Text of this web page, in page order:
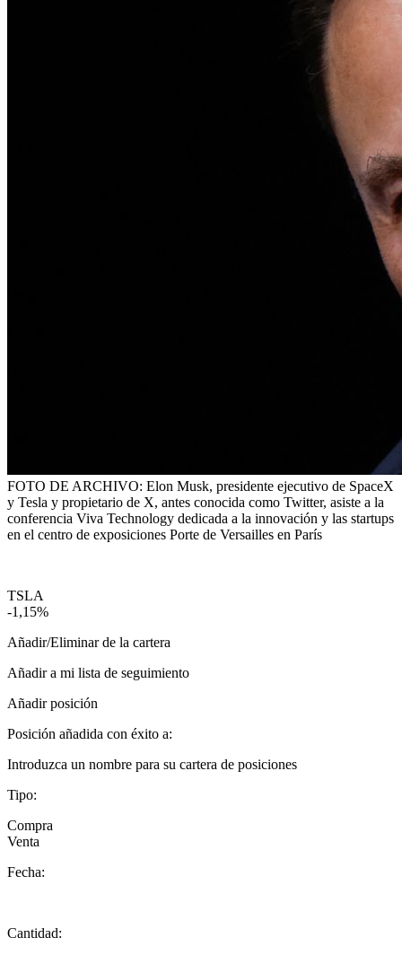
FOTO DE ARCHIVO: Elon Musk, presidente ejecutivo de SpaceX
y Tesla y propietario de X, antes conocida como Twitter, asiste a la
conferencia Viva Technology dedicada a la innovación y las startups
en el centro de exposiciones Porte de Versailles en París
TSLA
-1,15%
Añadir/Eliminar de la cartera
Añadir a mi lista de seguimiento
Añadir posición
Posición añadida con éxito a:
Introduzca un nombre para su cartera de posiciones
Tipo:
Compra
Venta
Fecha:
Cantidad: